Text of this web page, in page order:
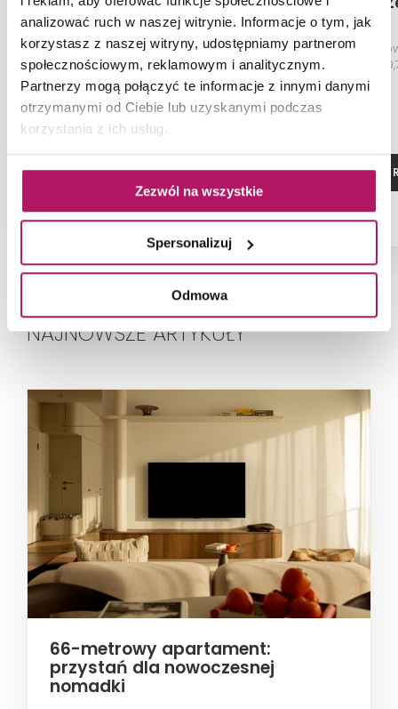
analizować ruch w naszej witrynie. Informacje o tym, jak
korzystasz z naszej witryny, udostępniamy partnerom
społecznościowym, reklamowym i analitycznym.
Partnerzy mogą połączyć te informacje z innymi danymi
otrzymanymi od Ciebie lub uzyskanymi podczas
korzystania z ich usług.
Zezwól na wszystkie
Spersonalizuj
Odmowa
C-N-ZN 12
Płytka cokołowa, natura, 7,8x59,7
cm
ZOBACZ PRODUKT
Płytka
ZOBACZ
NAJNOWSZE ARTYKUŁY
66-metrowy apartament:
przystań dla nowoczesnej
nomadki